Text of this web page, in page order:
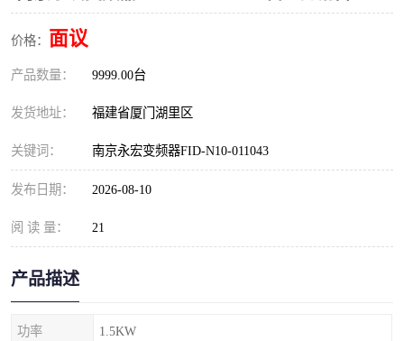
价格： 面议
产品数量： 9999.00台
发货地址： 福建省厦门湖里区
关键词： 南京永宏变频器FID-N10-011043
发布日期： 2026-08-10
阅 读 量： 21
产品描述
功率 1.5KW